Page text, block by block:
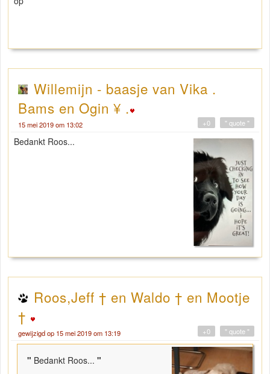
Willemijn - baasje van Vika .
Bams en Ogin ¥ .
15 mei 2019 om 13:02 " quote "
+0
Bedankt Roos...
Roos,Jeff † en Waldo † en Mootje
†
gewijzigd op 15 mei 2019 om 13:19 " quote "
+0
" Bedankt Roos... "